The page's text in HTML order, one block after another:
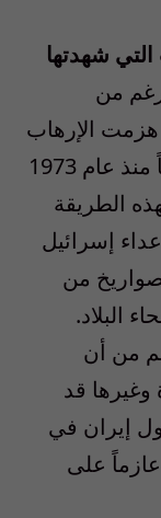
شهدتها
من
هزمت الإرهاب
الفلسطيني، ولم تواجه جيشاً نظامياً منذ عام 1973
الطريقة
إسرائيل
من
البلاد.
من أن
وغيرها قد
إيران في
عازماً على